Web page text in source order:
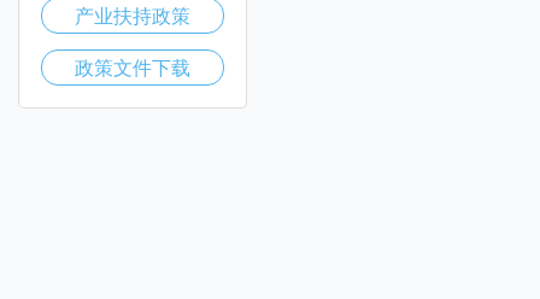
产业扶持政策
政策文件下载